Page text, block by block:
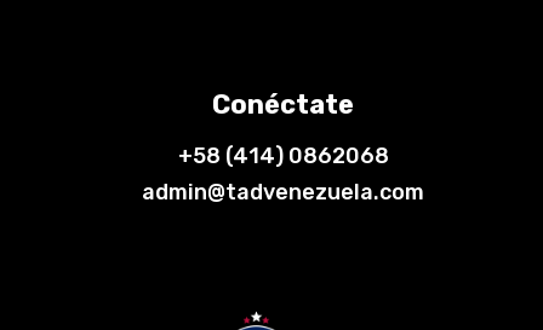
Conéctate
+58 (414) 0862068
admin@tadvenezuela.com